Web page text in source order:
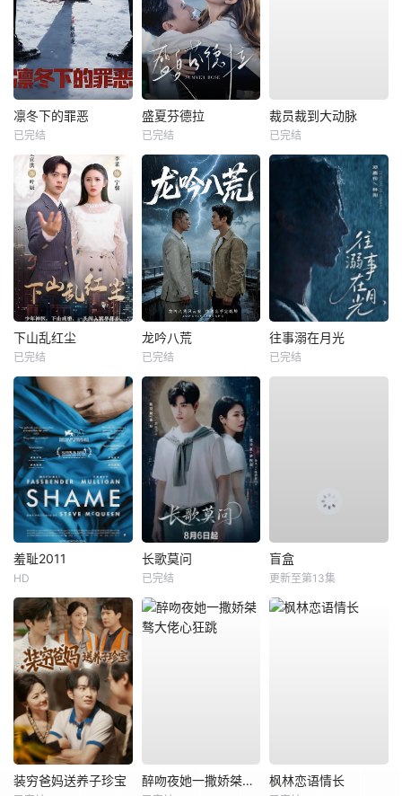
凛冬下的罪恶
已完结
盛夏芬德拉
已完结
裁员裁到大动脉
已完结
下山乱红尘
已完结
龙吟八荒
已完结
往事溺在月光
已完结
羞耻2011
HD
长歌莫问
已完结
盲盒
更新至第13集
装穷爸妈送养子珍宝 醉吻夜她一撒娇桀骜大佬心狂跳 枫林恋语情长